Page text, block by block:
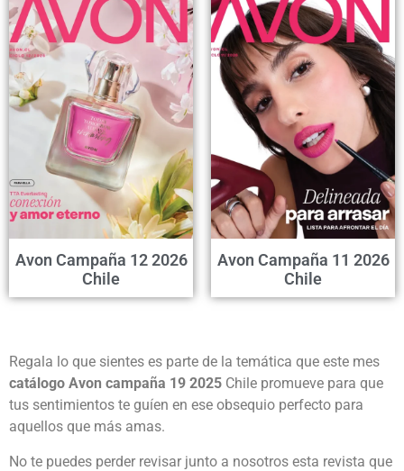
Avon Campaña 12 2026
Chile
Avon Campaña 11 2026
Chile
Regala lo que sientes es parte de la temática que este mes
catálogo Avon campaña 19 2025 Chile promueve para que
tus sentimientos te guíen en ese obsequio perfecto para
aquellos que más amas.
No te puedes perder revisar junto a nosotros esta revista que